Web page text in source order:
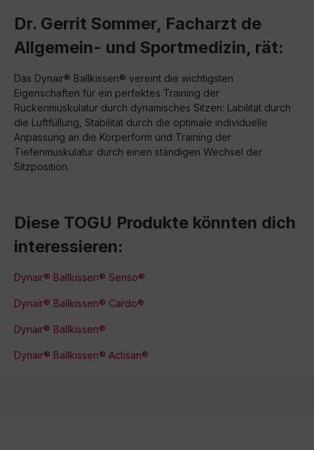
Dr. Gerrit Sommer, Facharzt de
Allgemein- und Sportmedizin, rät:
Das Dynair® Ballkissen® vereint die wichtigsten
Eigenschaften für ein perfektes Training der
Rückenmuskulatur durch dynamisches Sitzen: Labilität durch
die Luftfüllung, Stabilität durch die optimale individuelle
Anpassung an die Körperform und Training der
Tiefenmuskulatur durch einen ständigen Wechsel der
Sitzposition.
Diese TOGU Produkte könnten dich
interessieren:
Dynair® Ballkissen® Senso®
Dynair® Ballkissen® Cardo®
Dynair® Ballkissen®
Dynair® Ballkissen® Actisan®